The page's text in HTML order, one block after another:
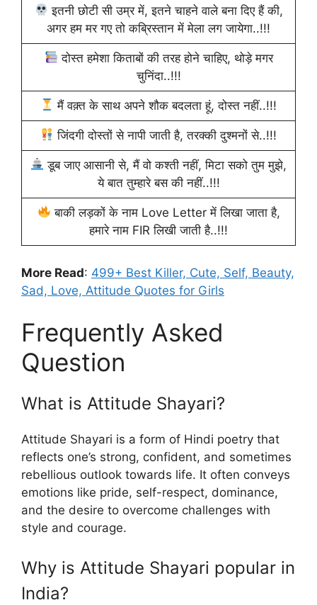
इतनी छोटी सी उम्र में, इतने चाहने वाले बना दिए हैं की,
अगर हम मर गए तो कब्रिस्तान में मेला लग जायेगा..!!!
दोस्त हमेशा किताबों की तरह होने चाहिए, थोड़े मगर
चुनिंदा..!!!
मैं वक़्त के साथ अपने शौक बदलता हूं, दोस्त नहीं..!!!
जिंदगी दोस्तों से नापी जाती है, तरक्की दुश्मनों से..!!!
डूब जाए आसानी से, मैं वो कश्ती नहीं, मिटा सको तुम मुझे,
ये बात तुम्हारे बस की नहीं..!!!
बाकी लड़कों के नाम Love Letter में लिखा जाता है,
हमारे नाम FIR लिखी जाती है..!!!
More Read: 499+ Best Killer, Cute, Self, Beauty,
Sad, Love, Attitude Quotes for Girls
Frequently Asked
Question
What is Attitude Shayari?
Attitude Shayari is a form of Hindi poetry that
reflects one’s strong, confident, and sometimes
rebellious outlook towards life. It often conveys
emotions like pride, self-respect, dominance,
and the desire to overcome challenges with
style and courage.
Why is Attitude Shayari popular in
India?